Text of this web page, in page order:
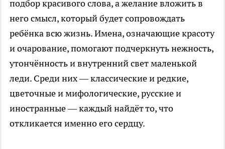
подбор красивого слова, а желание вложить в
него смысл, который будет сопровождать
ребёнка всю жизнь. Имена, означающие красоту
и очарование, помогают подчеркнуть нежность,
утончённость и внутренний свет маленькой
леди. Среди них — классические и редкие,
цветочные и мифологические, русские и
иностранные — каждый найдёт то, что
откликается именно его сердцу.